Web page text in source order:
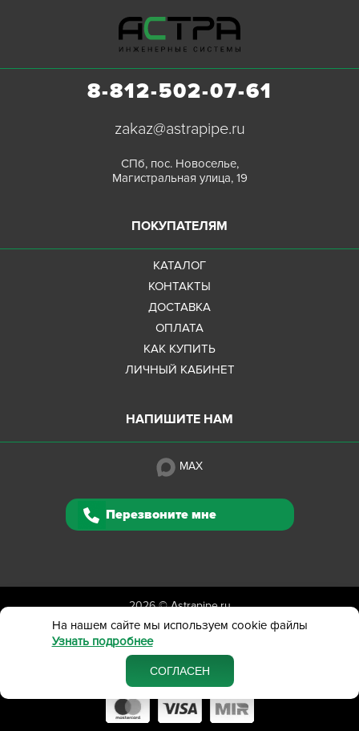
8-812-502-07-61
zakaz@astrapipe.ru
СПб, пос. Новоселье,
Магистральная улица, 19
ПОКУПАТЕЛЯМ
КАТАЛОГ
КОНТАКТЫ
ДОСТАВКА
ОПЛАТА
КАК КУПИТЬ
ЛИЧНЫЙ КАБИНЕТ
НАПИШИТЕ НАМ
MAX
Перезвоните мне
2026 ©Astrapipe.ru
Полная версия сайта
Политика конфиденциальности
Вся представленная на сайте информация приведена
в ознакомительных целях и не является публичной офертой
На нашем сайте мы используем cookie файлы
Узнать подробнее
СОГЛАСЕН